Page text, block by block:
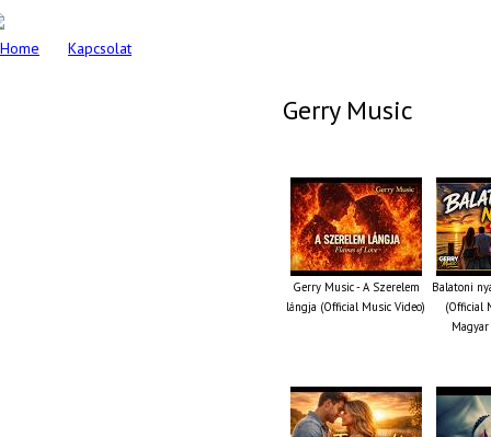
Home Kapcsolat
Gerry Music
Gerry Music - A Szerelem
lángja (Official Music Video)
Balatoni
(Official